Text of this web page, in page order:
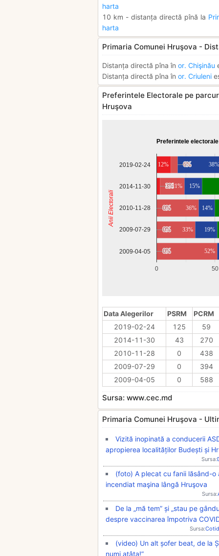
harta
10 km - distanța directă pînă la
harta
Primaria Comunei Hruşova -
Distanța directă pîna în or. Chişinău
Distanța directă pîna în or. Criuleni
Preferintele Electorale pe
Hruşova
Preferintele
0 50
2019-02-24
2014-11-30
2010-11-28
2009-07-29
2009-04-05
12%
3%
3%
0%
0%
0%
0%
0%
0%
6%
6%
21%
36%
33%
52%
38%
15%
14%
19%
Anii Electorali
Data Alegerilor PSRM
PCRM
2019-02-24
125
59
2014-11-30
43
270
2010-11-28
0
438
2009-07-29
0
394
2009-04-05
0 588
Sursa: www.cec.md
Primaria Comunei Hruşova -
Vizită inopinată a conducerii
apropierea localităților Budești și
Sursa:
(foto) A plecat cu fanii lăsând-o
incendiat maşina lângă Hruşova
Sursa:
De la „mă tem” și „stau pe
despre vaccinarea împotriva
Sursa:
(video) Un alt șofer beat, de la
numi atâta!”